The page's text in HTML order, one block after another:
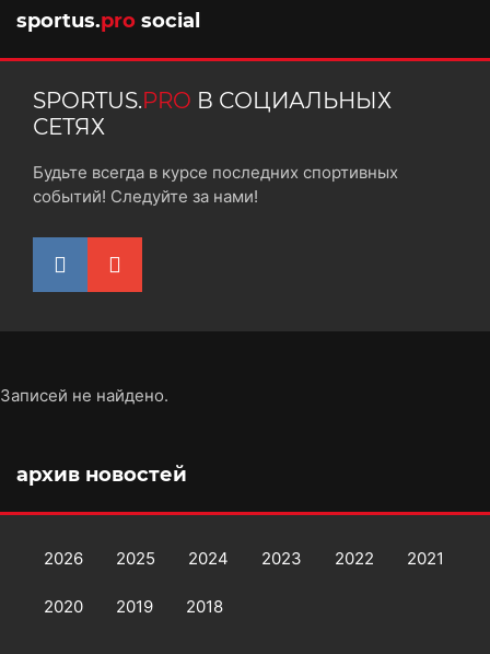
sportus.pro social
SPORTUS.PRO В СОЦИАЛЬНЫХ
СЕТЯХ
Будьте всегда в курсе последних спортивных
событий! Следуйте за нами!
Записей не найдено.
архив новостей
2026 2025 2024 2023 2022 2021
2020 2019 2018